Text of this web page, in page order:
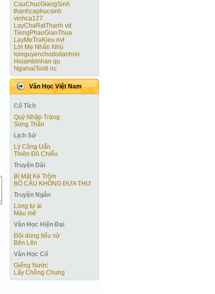
CauChucGiangSinh
thanhcaphucsinh
vinhca127
LayChaRatThanh vd
TiengPhaoGiaoThua
LayMeTraKieu nvt
Lời Mẹ Nhắn Nhủ
loinguyenchodoitanhon
Hoiambinhan qu
NgaisaiToidi nc
Văn Học Việt Nam
Cổ Tích
Quỷ Nhập Tràng
Sóng Thần
Lịch Sử
Lý Công Uẩn
Thiên Đô Chiếu
Truyện Dài
Bí Mật Kẻ Trộm
BỒ CÂU KHÔNG ĐƯA THƯ
Truyện Ngắn
Lòng tự ái
Máu mê
Văn Học Hiện Ðại
Đôi dòng tiểu sử
Bẽn Lẽn
Văn Học Cổ
Giếng Nước
Lấy Chồng Chung